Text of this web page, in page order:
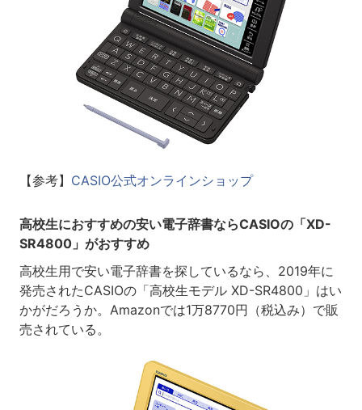
【参考】 CASIO公式オンラインショップ
高校生におすすめの安い電子辞書ならCASIOの「XD-
SR4800」がおすすめ
高校生用で安い電子辞書を探しているなら、2019年に
発売されたCASIOの「高校生モデル XD-SR4800」はい
かがだろうか。Amazonでは1万8770円（税込み）で販
売されている。